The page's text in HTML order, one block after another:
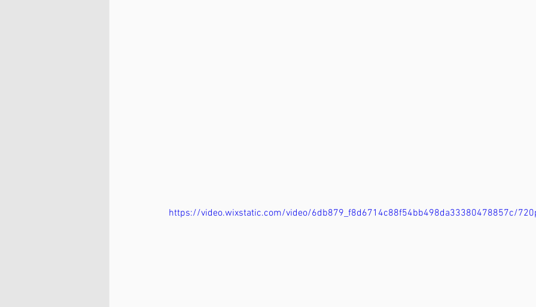
https://video.wixstatic.com/video/6db879_f8d6714c88f54bb498da33380478857c/